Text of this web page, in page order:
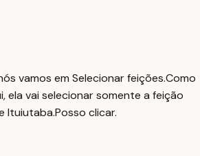
vamos em Selecionar feições.Como
ela vai selecionar somente a feição
Ituiutaba.Posso clicar.